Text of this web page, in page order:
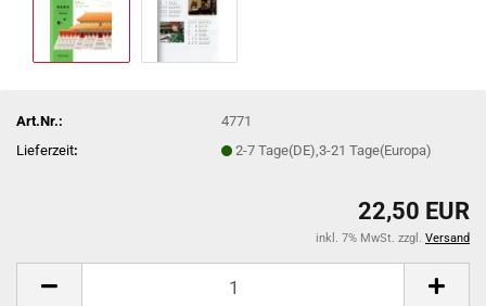
Art.Nr.:
4771
Lieferzeit: 2-7 Tage(DE),3-21 Tage(Europa)
22,50 EUR
inkl. 7% MwSt. zzgl. Versand